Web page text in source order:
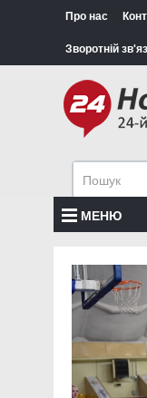
Про нас
Зворотній
МЕНЮ